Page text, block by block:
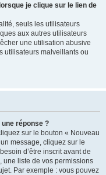
je clique sur le lien de
seuls les utilisateurs
aux autres utilisateurs
une utilisation abusive
utilisateurs malveillants ou
réponse ?
sur le bouton « Nouveau
message, cliquez sur le
d’être inscrit avant de
une liste de vos permissions
Par exemple : vous pouvez